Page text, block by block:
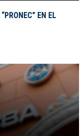
EN EL